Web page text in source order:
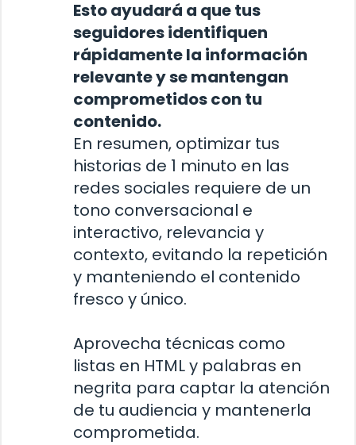
Esto ayudará a que tus
seguidores identifiquen
rápidamente la información
relevante y se mantengan
comprometidos con tu
contenido.
En resumen, optimizar tus
historias de 1 minuto en las
redes sociales requiere de un
tono conversacional e
interactivo, relevancia y
contexto, evitando la repetición
y manteniendo el contenido
fresco y único.
Aprovecha técnicas como
listas en HTML y palabras en
negrita para captar la atención
de tu audiencia y mantenerla
comprometida.